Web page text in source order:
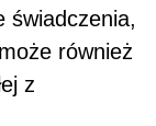
świadczenia,
również
z